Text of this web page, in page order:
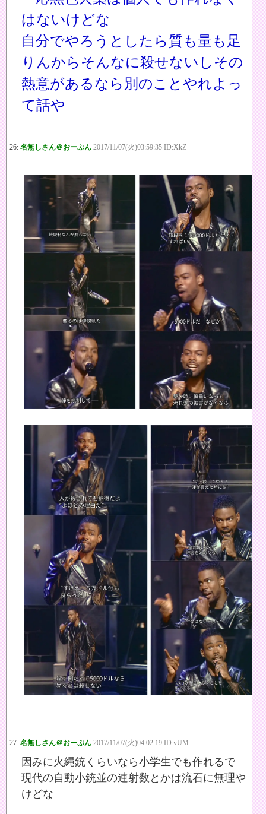
はないけどな
自分でやろうとしたら質も量も足
りんからそんなに殺せないしその
熱意があるなら別のことやれよっ
て話や
26: 名無しさん＠おーぷん 2017/11/07(火)03:59:35 ID:XkZ
27: 名無しさん＠おーぷん 2017/11/07(火)04:02:19 ID:vUM
因みに火縄銃くらいなら小学生でも作れるで
現代の自動小銃並の連射数とかは流石に無理や
けどな